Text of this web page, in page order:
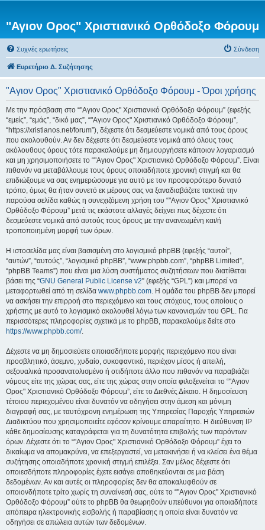
"Αγιον Ορος" Χριστιανικό Ορθόδοξο Φόρουμ
Συχνές ερωτήσεις Σύνδεση
Ευρετήριο Δ. Συζήτησης
"Αγιον Ορος" Χριστιανικό Ορθόδοξο Φόρουμ - Όροι χρήσης
Με την πρόσβαση στο “"Αγιον Ορος" Χριστιανικό Ορθόδοξο Φόρουμ” (εφεξής
“εμείς”, “εμάς”, “δικό μας”, “"Αγιον Ορος" Χριστιανικό Ορθόδοξο Φόρουμ”,
“https://xristianos.net/forum”), δέχεστε ότι δεσμεύεστε νομικά από τους όρους
που ακολουθούν. Αν δεν δέχεστε ότι δεσμεύεστε νομικά από όλους τους
ακόλουθους όρους τότε παρακαλούμε μη δημιουργήσετε κάποιον λογαριασμό
και μη χρησιμοποιήσετε το “"Αγιον Ορος" Χριστιανικό Ορθόδοξο Φόρουμ”. Είναι
πιθανόν να μεταβάλλουμε τους όρους οποιαδήποτε χρονική στιγμή και θα
επιδιώξουμε να σας ενημερώσουμε για αυτό με τον προσφορότερο δυνατό
τρόπο, όμως θα ήταν συνετό εκ μέρους σας να ξαναδιαβάζετε τακτικά την
παρούσα σελίδα καθώς η συνεχιζόμενη χρήση του “"Αγιον Ορος" Χριστιανικό
Ορθόδοξο Φόρουμ” μετά τις εκάστοτε αλλαγές δείχνει πως δέχεστε ότι
δεσμεύεστε νομικά από αυτούς τους όρους με την ανανεωμένη και/ή
τροποποιημένη μορφή των όρων.
Η ιστοσελίδα μας είναι βασισμένη στο λογισμικό phpBB (εφεξής “αυτοί”,
“αυτών”, “αυτούς”, “λογισμικό phpBB”, “www.phpbb.com”, “phpBB Limited”,
“phpBB Teams”) που είναι μια λύση συστήματος συζητήσεων που διατίθεται
βάσει της “GNU General Public License v2” (εφεξής “GPL”) και μπορεί να
μεταφορτωθεί από τη σελίδα www.phpbb.com. Η ομάδα του phpBB δεν μπορεί
να ασκήσει την επιρροή στο περιεχόμενο και τους στόχους, τους οποίους ο
χρήστης με αυτό το λογισμικό ακολουθεί λόγω των κανονισμών του GPL. Για
περισσότερες πληροφορίες σχετικά με το phpBB, παρακαλούμε δείτε στο
https://www.phpbb.com/.
Δέχεστε να μη δημοσιεύετε οποιασδήποτε μορφής περιεχόμενο που είναι
προσβλητικό, άσεμνο, χυδαίο, συκοφαντικό, περιέχον μίσος ή απειλή,
σεξουαλικά προσανατολισμένο ή οτιδήποτε άλλο που πιθανόν να παραβιάζει
νόμους είτε της χώρας σας, είτε της χώρας στην οποία φιλοξενείται το “"Αγιον
Ορος" Χριστιανικό Ορθόδοξο Φόρουμ”, είτε το Διεθνές Δίκαιο. Η δημοσίευση
τέτοιου περιεχομένου είναι δυνατόν να οδηγήσει στην άμεση και μόνιμη
διαγραφή σας, με ταυτόχρονη ενημέρωση της Υπηρεσίας Παροχής Υπηρεσιών
Διαδικτύου που χρησιμοποιείτε εφόσον κρίνουμε απαραίτητο. Η διεύθυνση IP
κάθε δημοσίευσης καταγράφεται για τη δυνατότητα επιβολής των παρόντων
όρων. Δέχεστε ότι το “"Αγιον Ορος" Χριστιανικό Ορθόδοξο Φόρουμ” έχει το
δικαίωμα να απομακρύνει, να επεξεργαστεί, να μετακινήσει ή να κλείσει ένα θέμα
συζήτησης οποιαδήποτε χρονική στιγμή επιλέξει. Σαν μέλος δέχεστε ότι
οποιεσδήποτε πληροφορίες έχετε εισάγει αποθηκεύονται σε μια βάση
δεδομένων. Αν και αυτές οι πληροφορίες δεν θα αποκαλυφθούν σε
οποιονδήποτε τρίτο χωρίς τη συναίνεσή σας, ούτε το “"Αγιον Ορος" Χριστιανικό
Ορθόδοξο Φόρουμ” ούτε το phpBB θα θεωρηθούν υπεύθυνοι για οποιαδήποτε
απόπειρα ηλεκτρονικής εισβολής ή παραβίασης η οποία είναι δυνατόν να
οδηγήσει σε απώλεια αυτών των δεδομένων.